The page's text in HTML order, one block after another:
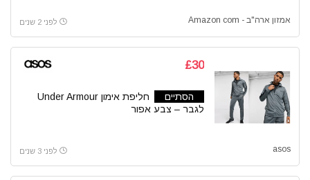
אמזון ארה"ב - Amazon com לפני 2 שנים
£30
הסתיים
חליפת אימון Under Armour
לגבר – צבע אפור
asos לפני 3 שנים